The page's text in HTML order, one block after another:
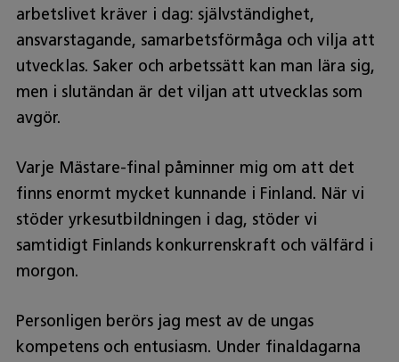
arbetslivet kräver i dag: självständighet,
ansvarstagande, samarbetsförmåga och vilja att
utvecklas. Saker och arbetssätt kan man lära sig,
men i slutändan är det viljan att utvecklas som
avgör.
Varje Mästare-final påminner mig om att det
finns enormt mycket kunnande i Finland. När vi
stöder yrkesutbildningen i dag, stöder vi
samtidigt Finlands konkurrenskraft och välfärd i
morgon.
Personligen berörs jag mest av de ungas
kompetens och entusiasm. Under finaldagarna